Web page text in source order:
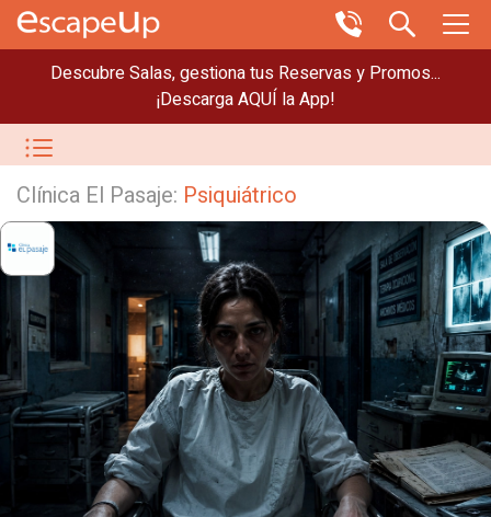
Descubre Salas, gestiona tus Reservas y Promos...
¡Descarga AQUÍ la App!
Clínica El Pasaje: Psiquiátrico